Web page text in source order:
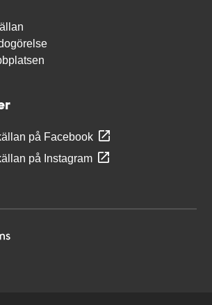
på Facebook
på Instagram